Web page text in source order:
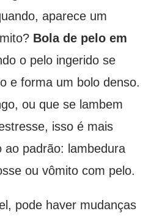
aparece um
Bola de pelo em
o pelo ingerido se
e forma um bolo denso.
ou que se lambem
isso é mais
ao padrão: lambedura
ou vômito com pelo.
pode haver mudanças